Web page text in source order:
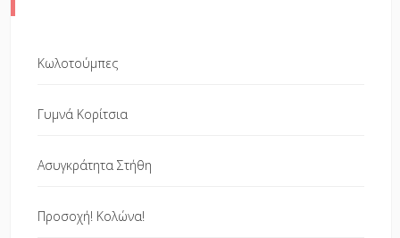
Κωλοτούμπες
Γυμνά Κορίτσια
Ασυγκράτητα Στήθη
Προσοχή! Κολώνα!